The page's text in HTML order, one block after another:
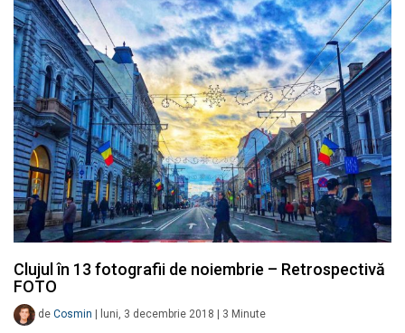
Clujul în 13 fotografii de noiembrie – Retrospectivă
FOTO
de Cosmin luni, 3 decembrie 2018 3 Minute